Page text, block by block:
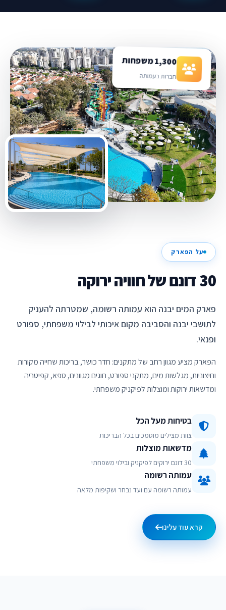
1,300 משפחות
חברות בעמותה
על הפארק
30 דונם של חוויה ירוקה
פארק המים יבנה הוא עמותה רשומה, שמטרתה להעניק
לתושבי יבנה והסביבה מקום איכותי לבילוי משפחתי, ספורט
ופנאי.
הפארק מציע מגוון רחב של מתקנים: חדר כושר, בריכות שחייה מקורות
וחיצוניות, מגלשות מים, מתקני ספורט, חוגים מגוונים, ספא, קפיטריה
ומדשאות ירוקות ומוצלות לפיקניק משפחתי.
בטיחות מעל הכל
צוות מצילים מוסמכים בכל הבריכות
מדשאות מוצלות
30 דונם ירוקים לפיקניק ובילוי משפחתי
עמותה רשומה
עמותה רשומה עם ועד נבחר ושקיפות מלאה
קרא עוד עלינו